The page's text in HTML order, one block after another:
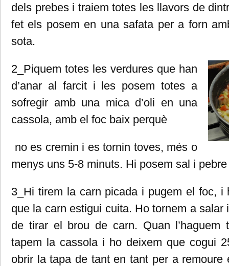
dels prebes i traiem totes les llavors de
fet els posem en una safata per a forn
sota.
2_Piquem totes les verdures que han
d’anar al farcit i les posem totes a
sofregir amb una mica d’oli en una
cassola, amb el foc baix perquè
no es cremin i es tornin toves, més o
menys uns 5-8 minuts. Hi posem sal i
3_Hi tirem la carn picada i pugem el foc, i
que la carn estigui cuita. Ho tornem a salar
de tirar el brou de carn. Quan
tapem la cassola i ho deixem que cogui
obrir la tapa de tant en tant per a remoure